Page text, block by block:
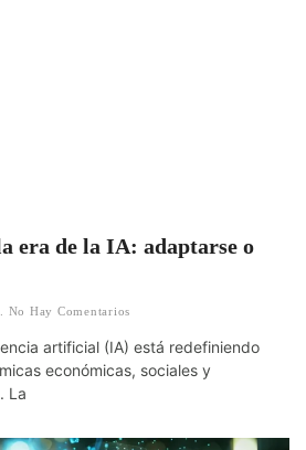
era de la IA: adaptarse o
No Hay Comentarios
artificial (IA) está redefiniendo
económicas, sociales y
La